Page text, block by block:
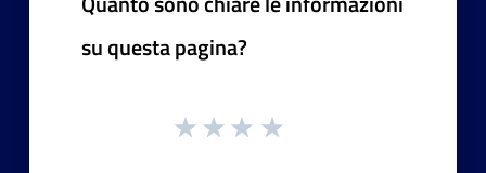
su questa pagina?